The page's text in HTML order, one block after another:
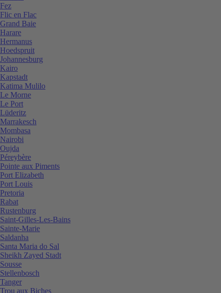
Fez
Flic en Flac
Grand Baie
Harare
Hermanus
Hoedspruit
Johannesburg
Kairo
Kapstadt
Katima Mulilo
Le Morne
Le Port
Lüderitz
Marrakesch
Mombasa
Nairobi
Oujda
Péreybère
Pointe aux Piments
Port Elizabeth
Port Louis
Pretoria
Rabat
Rustenburg
Saint-Gilles-Les-Bains
Sainte-Marie
Saldanha
Santa Maria do Sal
Sheikh Zayed Stadt
Sousse
Stellenbosch
Tanger
Trou aux Biches